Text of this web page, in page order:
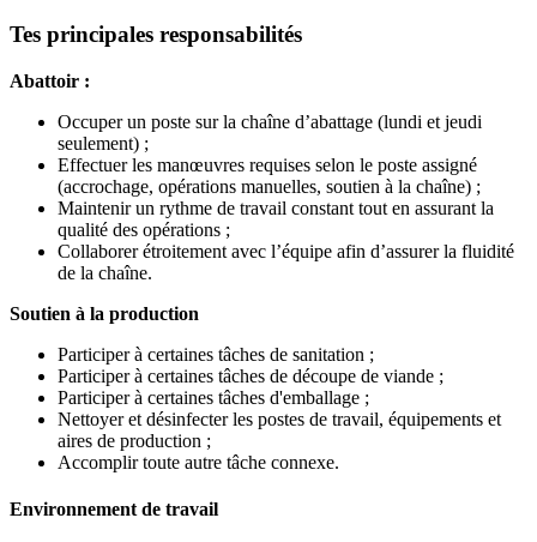
Tes principales responsabilités
Abattoir :
Occuper un poste sur la chaîne d’abattage (lundi et jeudi
seulement) ;
Effectuer les manœuvres requises selon le poste assigné
(accrochage, opérations manuelles, soutien à la chaîne) ;
Maintenir un rythme de travail constant tout en assurant la
qualité des opérations ;
Collaborer étroitement avec l’équipe afin d’assurer la fluidité
de la chaîne.
Soutien à la production
Participer à certaines tâches de sanitation ;
Participer à certaines tâches de découpe de viande ;
Participer à certaines tâches d'emballage ;
Nettoyer et désinfecter les postes de travail, équipements et
aires de production ;
Accomplir toute autre tâche connexe.
Environnement de travail